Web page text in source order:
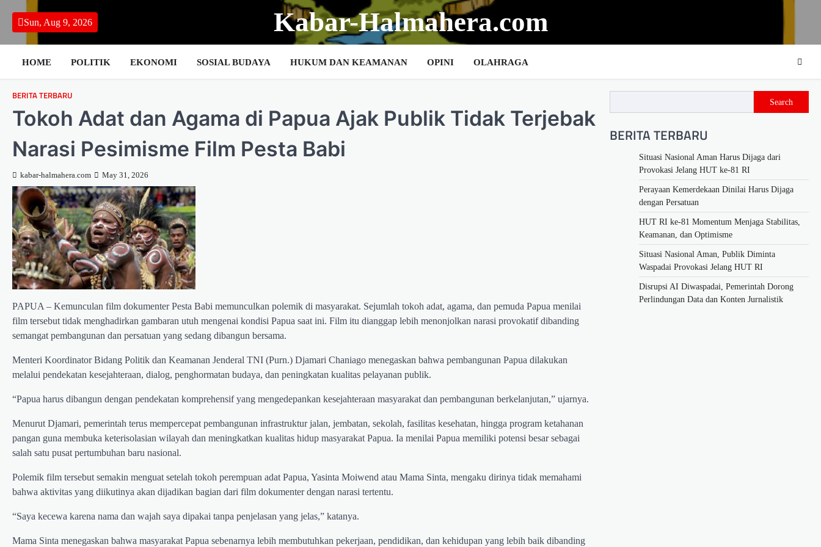
content
Sun, Aug 9, 2026 Kabar-Halmahera.com
HOME POLITIK EKONOMI SOSIAL BUDAYA HUKUM DAN KEAMANAN OPINI OLAHRAGA
BERITA TERBARU
Tokoh Adat dan Agama di Papua Ajak Publik Tidak Terjebak
Narasi Pesimisme Film Pesta Babi
kabar-halmahera.com May 31, 2026
PAPUA – Kemunculan film dokumenter Pesta Babi memunculkan polemik di masyarakat. Sejumlah tokoh adat, agama, dan pemuda Papua menilai
film tersebut tidak menghadirkan gambaran utuh mengenai kondisi Papua saat ini. Film itu dianggap lebih menonjolkan narasi provokatif dibanding
semangat pembangunan dan persatuan yang sedang dibangun bersama.
Menteri Koordinator Bidang Politik dan Keamanan Jenderal TNI (Purn.) Djamari Chaniago menegaskan bahwa pembangunan Papua dilakukan
melalui pendekatan kesejahteraan, dialog, penghormatan budaya, dan peningkatan kualitas pelayanan publik.
“Papua harus dibangun dengan pendekatan komprehensif yang mengedepankan kesejahteraan masyarakat dan pembangunan berkelanjutan,” ujarnya.
Menurut Djamari, pemerintah terus mempercepat pembangunan infrastruktur jalan, jembatan, sekolah, fasilitas kesehatan, hingga program ketahanan
pangan guna membuka keterisolasian wilayah dan meningkatkan kualitas hidup masyarakat Papua. Ia menilai Papua memiliki potensi besar sebagai
salah satu pusat pertumbuhan baru nasional.
Polemik film tersebut semakin menguat setelah tokoh perempuan adat Papua, Yasinta Moiwend atau Mama Sinta, mengaku dirinya tidak memahami
bahwa aktivitas yang diikutinya akan dijadikan bagian dari film dokumenter dengan narasi tertentu.
“Saya kecewa karena nama dan wajah saya dipakai tanpa penjelasan yang jelas,” katanya.
Mama Sinta menegaskan bahwa masyarakat Papua sebenarnya lebih membutuhkan pekerjaan, pendidikan, dan kehidupan yang lebih baik dibanding
Search
BERITA TERBARU
Situasi Nasional Aman Harus Dijaga dari
Provokasi Jelang HUT ke-81 RI
Perayaan Kemerdekaan Dinilai Harus Dijaga
dengan Persatuan
HUT RI ke-81 Momentum Menjaga Stabilitas,
Keamanan, dan Optimisme
Situasi Nasional Aman, Publik Diminta
Waspadai Provokasi Jelang HUT RI
Disrupsi AI Diwaspadai, Pemerintah Dorong
Perlindungan Data dan Konten Jurnalistik